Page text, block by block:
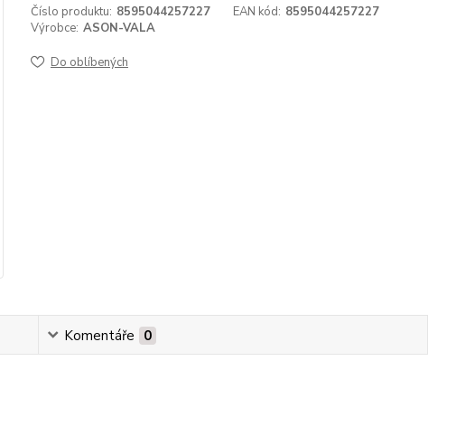
Číslo produktu: 8595044257227 EAN kód: 8595044257227
Výrobce: ASON-VALA
Do oblíbených
Komentáře 0